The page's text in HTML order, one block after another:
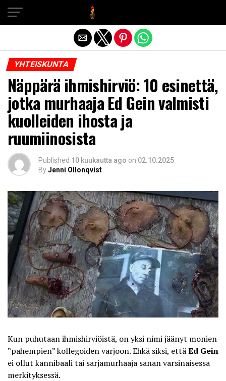
YHTEISKUNTA
Näppärä ihmishirviö: 10 esinettä,
jotka murhaaja Ed Gein valmisti
kuolleiden ihosta ja
ruumiinosista
Published 10 kuukautta ago on 02.10.2025
ByJenni Ollonqvist
Kun puhutaan ihmishirviöistä, on yksi nimi jäänyt monien
”pahempien” kollegoiden varjoon. Ehkä siksi, ettäEd Gein
ei ollut kannibaali tai sarjamurhaaja sanan varsinaisessa
merkityksessä.
Exit mobile version